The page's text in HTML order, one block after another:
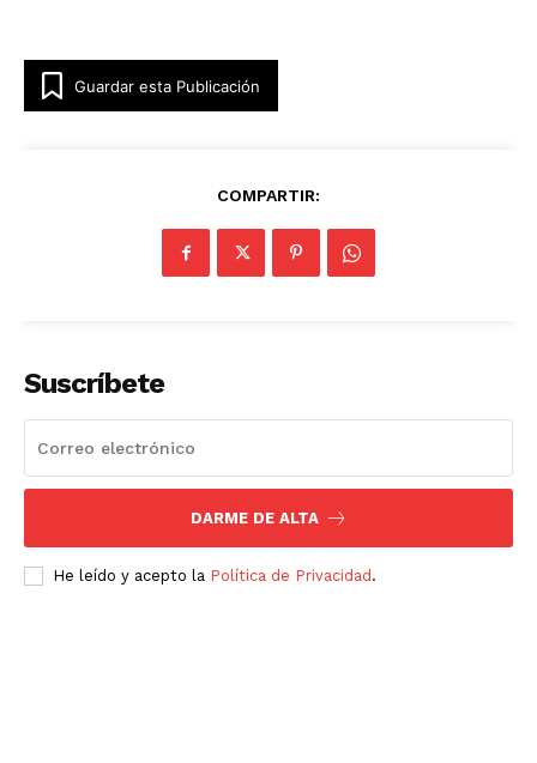
Guardar esta Publicación
COMPARTIR:
Suscríbete
DARME DE ALTA
He leído y acepto la Política de Privacidad .